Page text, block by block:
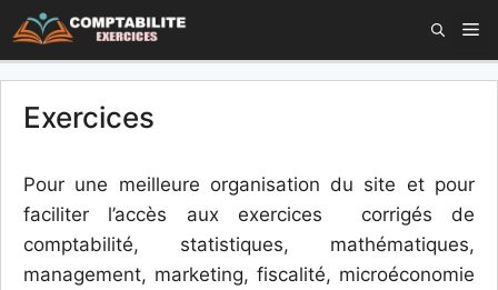
Aller
au
Exercices
Pour une meilleure organisation du site et pour
faciliter l’accès aux exercices corrigés de
comptabilité, statistiques, mathématiques,
management, marketing, fiscalité, microéconomie